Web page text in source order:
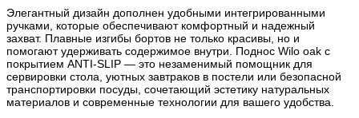
Элегантный дизайн дополнен удобными интегрированными
ручками, которые обеспечивают комфортный и надежный
захват. Плавные изгибы бортов не только красивы, но и
помогают удерживать содержимое внутри. Поднос Wilo oak с
покрытием ANTI-SLIP — это незаменимый помощник для
сервировки стола, уютных завтраков в постели или безопасной
транспортировки посуды, сочетающий эстетику натуральных
материалов и современные технологии для вашего удобства.